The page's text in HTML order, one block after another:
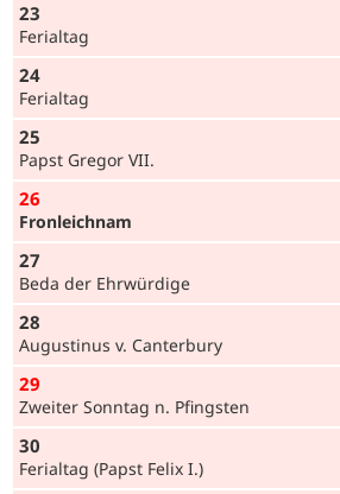
23
Ferialtag
24
Ferialtag
25
Papst Gregor VII.
26
Fron­leichnam
27
Beda der Ehrwürdige
28
Augustinus v. Canterbury
29
Zweiter Sonntag n. Pfingsten
30
Ferialtag (Papst Felix I.)